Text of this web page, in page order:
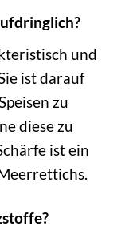
und
ist darauf
zu
diese zu
ist ein